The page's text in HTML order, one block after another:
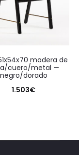
cuero/metal —
negro/dorado
1.503€